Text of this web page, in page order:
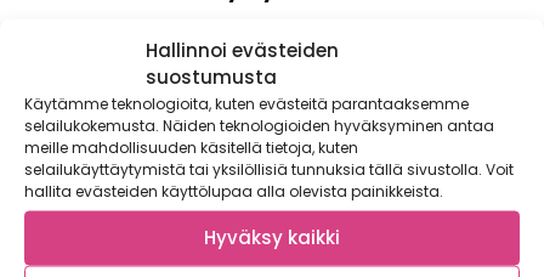
Hallinnoi evästeiden
suostumusta
Käytämme teknologioita, kuten evästeitä parantaaksemme
selailukokemusta. Näiden teknologioiden hyväksyminen antaa
meille mahdollisuuden käsitellä tietoja, kuten
selailukäyttäytymistä tai yksilöllisiä tunnuksia tällä sivustolla. Voit
hallita evästeiden käyttölupaa alla olevista painikkeista.
Hyväksy kaikki
punaposkiset tomaatit ovat kypsyneet ja
avomaankurkuistakin saadaan vähitellen...